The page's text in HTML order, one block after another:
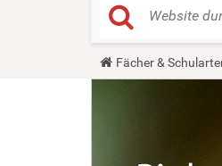
Y
o
Fächer &